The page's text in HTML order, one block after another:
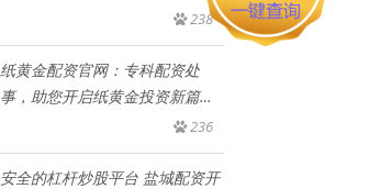
238
纸黄金配资官网：专科配资处
事，助您开启纸黄金投资新篇
236
安全的杠杆炒股平台 盐城配资开